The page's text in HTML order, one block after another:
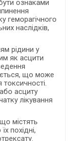
ознаками
геморагічного
наслідків,
рідини у
як асцити
що може
асциту
лікування
містять
похідні,